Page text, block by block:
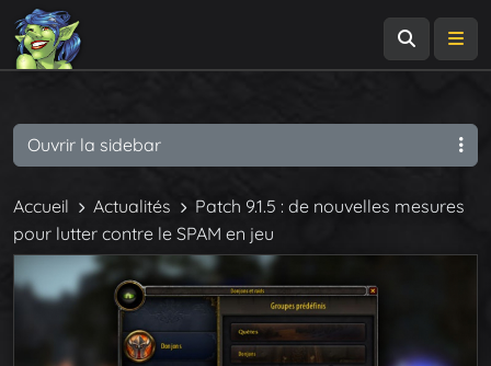
Accueil Actualités
Patch 9.1.5 : de nouvelles mesures
pour lutter contre le SPAM en jeu
Ouvrir la sidebar